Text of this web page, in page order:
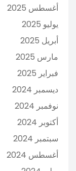
أغسطس 2025
يوليو 2025
أبريل 2025
مارس 2025
فبراير 2025
ديسمبر 2024
نوفمبر 2024
أكتوبر 2024
سبتمبر 2024
أغسطس 2024